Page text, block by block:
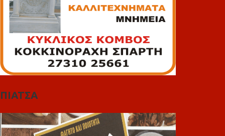
ΠΙΑΤΣΑ